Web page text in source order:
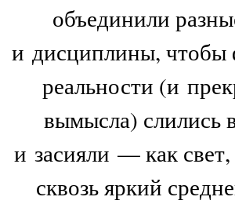
объединили
и дисциплины, чтобы
реальности (и
вымысла) слились
и засияли — как
сквозь яркий